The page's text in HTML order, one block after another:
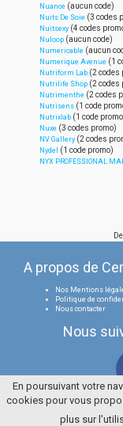
Nuance (aucun code)
Nuits De Soie (3 codes
Nuitsexy (4 codes
Nuloop (aucun code)
Numericable (aucun
Numerique Avenue (1
Nutriform Lab (2 codes
Nutrilife Shop (2 codes
Nutrimenthe (2 codes
Nutrisens (1 code
Nutrixlab (1 code
Nuxe (3 codes promo)
NV Gallery (2 codes
Nydel (1 code promo)
NYX PROFESSIONAL
A propos de
Nos Mentions
Politique de
Nous contacter
Nous
En poursuivant votre
cookies pour vous
plus sur